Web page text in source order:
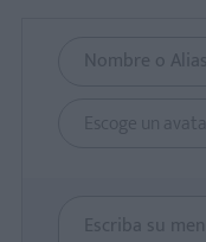
Escoge un avatar